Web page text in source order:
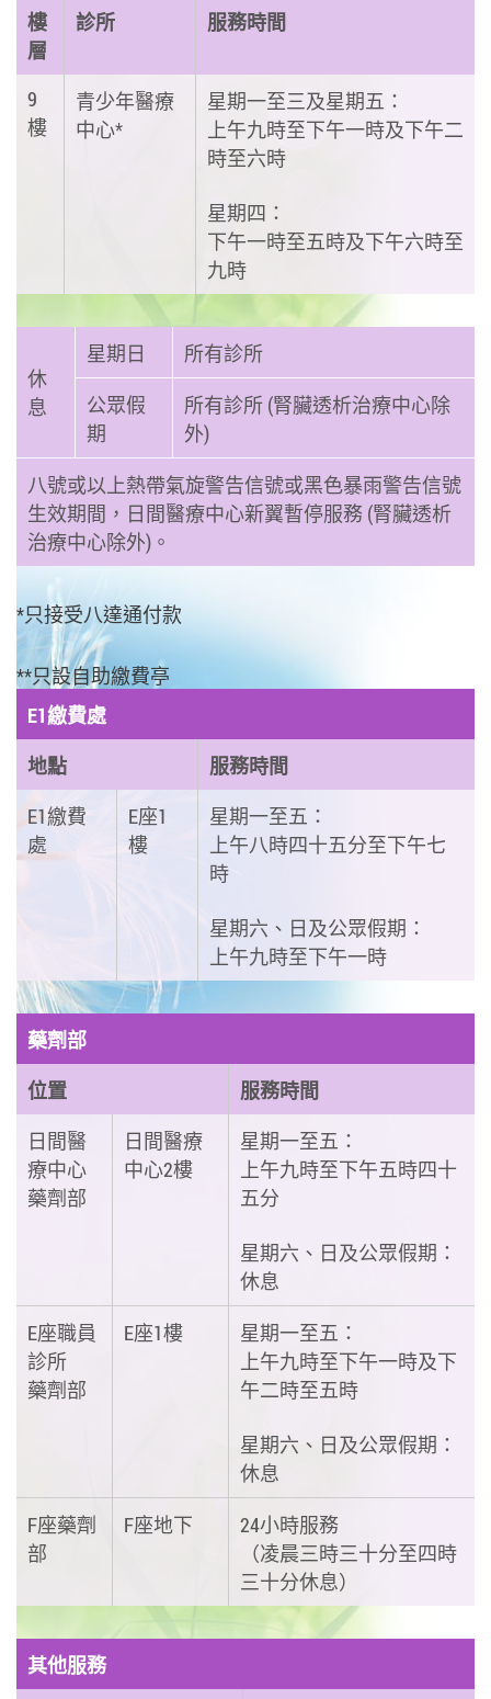
樓
層
診所 服務時間
9
樓
青少年醫療
中心*
星期一至三及星期五：
上午九時至下午一時及下午二
時至六時
星期四：
下午一時至五時及下午六時至
九時
休
息
星期日
所有診所
公眾假
期
所有診所 (腎臟透析治療中心除
外)
八號或以上熱帶氣旋警告信號或黑色暴雨警告信號
生效期間，日間醫療中心新翼暫停服務 (腎臟透析
治療中心除外)。
*只接受八達通付款
**只設自助繳費亭
E1繳費處
地點
服務時間
E1繳費
處
E座1
樓
星期一至五：
上午八時四十五分至下午七
時
星期六、日及公眾假期：
上午九時至下午一時
藥劑部
位置
服務時間
日間醫
療中心
藥劑部
日間醫療
中心2樓
星期一至五：
上午九時至下午五時四十
五分
星期六、日及公眾假期：
休息
E座職員
診所
藥劑部
E座1樓
星期一至五：
上午九時至下午一時及下
午二時至五時
星期六、日及公眾假期：
休息
F座藥劑
部
F座地下
24小時服務
（凌晨三時三十分至四時
三十分休息）
其他服務